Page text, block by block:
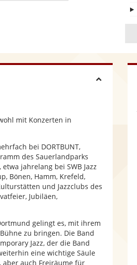
mit Konzerten in
bei DORTBUNT,
des Sauerlandparks
jahrelang bei SWB Jazz
Bönen, Hamm, Krefeld,
und Jazzclubs des
Jubiläen,
gelingt es, mit ihrem
zu bringen. Die Band
Jazz, der die Band
eine wichtige Säule
aber auch Freiräume für